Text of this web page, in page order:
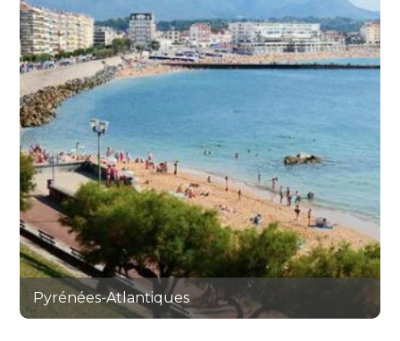
Pyrénées-Atlantiques